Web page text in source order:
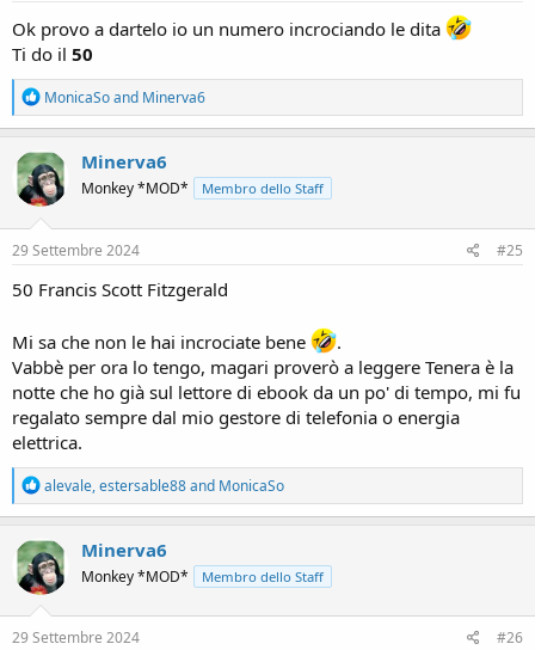
Ok provo a dartelo io un numero incrociando le dita
Ti do il 50
R
e
a
c
t
i
o
n
s
MonicaSoand Minerva6
Minerva6
Monkey *MOD* Membro dello Staff
29 Settembre 2024 #25
50 Francis Scott Fitzgerald
Mi sa che non le hai incrociate bene
.
Vabbè per ora lo tengo, magari proverò a leggere Tenera è la
notte che ho già sul lettore di ebook da un po' di tempo, mi fu
regalato sempre dal mio gestore di telefonia o energia
elettrica.
R
e
a
c
t
i
o
n
s
alevale,estersable88and MonicaSo
Minerva6
Monkey *MOD* Membro dello Staff
29 Settembre 2024 #26